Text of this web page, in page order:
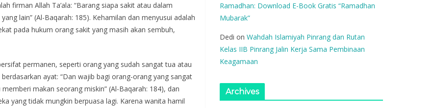
firman Allah Ta’ala: “Barang siapa sakit atau dalam
lain” (Al-Baqarah: 185). Kehamilan dan menyusui adalah
pada hukum orang sakit yang masih akan sembuh,
permanen, seperti orang yang sudah sangat tua atau
ayat: “Dan wajib bagi orang-orang yang sangat
makan seorang miskin” (Al-Baqarah: 184), dan
yang tidak mungkin berpuasa lagi. Karena wanita hamil
Ramadhan: Download E-Book Gratis “Ramadhan
Mubarak”
Dedi on Wahdah Islamiyah Pinrang dan Rutan
Kelas IIB Pinrang Jalin Kerja Sama Pembinaan
Keagamaan
Archives